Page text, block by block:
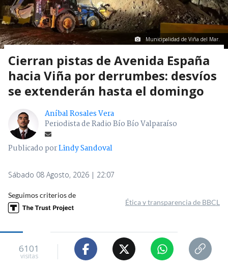
Municipalidad de Viña del Mar.
Cierran pistas de Avenida España
hacia Viña por derrumbes: desvíos
se extenderán hasta el domingo
Aníbal Rosales Vera
Periodista de Radio Bío Bío Valparaíso
Publicado porLindy Sandoval
Sábado 08 Agosto, 2026 | 22:07
Seguimos criterios de
Ética y transparencia de BBCL
6101
visitas